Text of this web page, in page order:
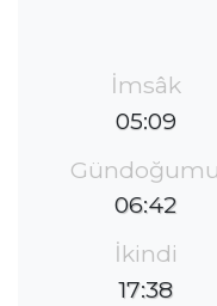
İmsâk
05:09
Gündoğumu
06:42
İkindi
17:38